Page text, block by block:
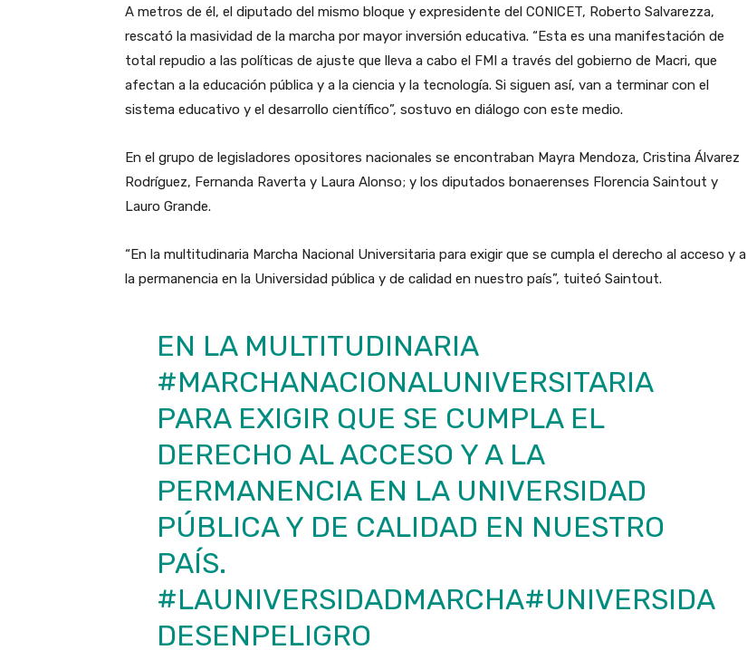
A metros de él, el diputado del mismo bloque y expresidente del CONICET, Roberto Salvarezza,
rescató la masividad de la marcha por mayor inversión educativa. “Esta es una manifestación de
total repudio a las políticas de ajuste que lleva a cabo el FMI a través del gobierno de Macri, que
afectan a la educación pública y a la ciencia y la tecnología. Si siguen así, van a terminar con el
sistema educativo y el desarrollo científico”, sostuvo en diálogo con este medio.
En el grupo de legisladores opositores nacionales se encontraban Mayra Mendoza, Cristina Álvarez
Rodríguez, Fernanda Raverta y Laura Alonso; y los diputados bonaerenses Florencia Saintout y
Lauro Grande.
“En la multitudinaria Marcha Nacional Universitaria para exigir que se cumpla el derecho al acceso y a
la permanencia en la Universidad pública y de calidad en nuestro país”, tuiteó Saintout.
EN LA MULTITUDINARIA
#MARCHANACIONALUNIVERSITARIA
PARA EXIGIR QUE SE CUMPLA EL
DERECHO AL ACCESO Y A LA
PERMANENCIA EN LA UNIVERSIDAD
PÚBLICA Y DE CALIDAD EN NUESTRO
PAÍS.
#LAUNIVERSIDADMARCHA#UNIVERSIDA
DESENPELIGRO